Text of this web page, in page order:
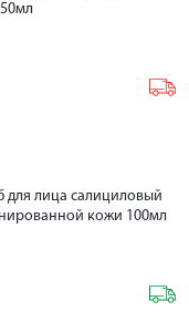
для лица салициловый
кожи 100мл